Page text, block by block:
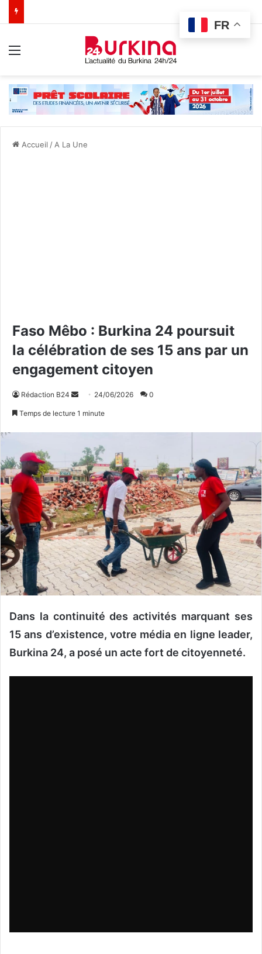
Accueil / A La Une
Faso Mêbo : Burkina 24 poursuit
la célébration de ses 15 ans par un
engagement citoyen
Rédaction B24
y
e
r
u
n
c
o
u
r
r
i
l
24/06/2026 0
Temps de lecture 1 minute
Dans la continuité des activités marquant ses
15 ans d’existence, votre média en ligne leader,
Burkina 24, a posé un acte fort de citoyenneté.
FR